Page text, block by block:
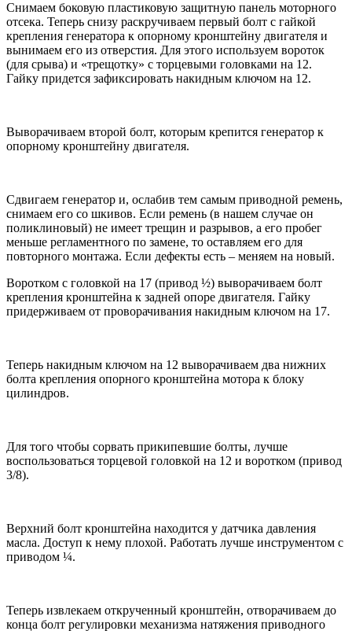
Снимаем боковую пластиковую защитную панель моторного
отсека. Теперь снизу раскручиваем первый болт с гайкой
крепления генератора к опорному кронштейну двигателя и
вынимаем его из отверстия. Для этого используем вороток
(для срыва) и «трещотку» с торцевыми головками на 12.
Гайку придется зафиксировать накидным ключом на 12.
Выворачиваем второй болт, которым крепится генератор к
опорному кронштейну двигателя.
Сдвигаем генератор и, ослабив тем самым приводной ремень,
снимаем его со шкивов. Если ремень (в нашем случае он
поликлиновый) не имеет трещин и разрывов, а его пробег
меньше регламентного по замене, то оставляем его для
повторного монтажа. Если дефекты есть – меняем на новый.
Воротком с головкой на 17 (привод ½) выворачиваем болт
крепления кронштейна к задней опоре двигателя. Гайку
придерживаем от проворачивания накидным ключом на 17.
Теперь накидным ключом на 12 выворачиваем два нижних
болта крепления опорного кронштейна мотора к блоку
цилиндров.
Для того чтобы сорвать прикипевшие болты, лучше
воспользоваться торцевой головкой на 12 и воротком (привод
3/8).
Верхний болт кронштейна находится у датчика давления
масла. Доступ к нему плохой. Работать лучше инструментом с
приводом ¼.
Теперь извлекаем открученный кронштейн, отворачиваем до
конца болт регулировки механизма натяжения приводного